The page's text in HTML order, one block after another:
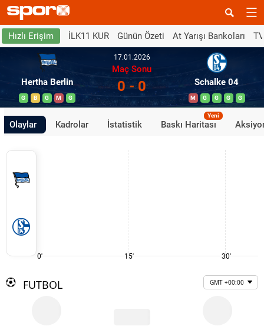
Hızlı Erişim İLK11 KUR Günün Özeti At Yarışı Bankoları
Hertha Berlin
G B G M G
17.01.2026
Maç Sonu
0 - 0 Schalke 04
M G G G G
Olaylar Kadrolar İstatistik Baskı Haritası
Yeni
0' 15' 30'
FUTBOL GMT +00:00